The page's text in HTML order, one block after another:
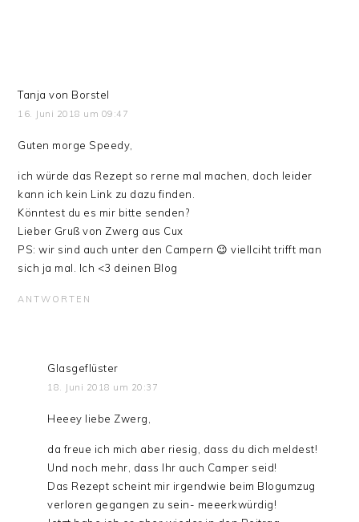
Tanja von Borstel
16. Juni 2018 um 09:47
Guten morge Speedy,
ich würde das Rezept so rerne mal machen, doch leider
kann ich kein Link zu dazu finden.
Könntest du es mir bitte senden?
Lieber Gruß von Zwerg aus Cux
PS: wir sind auch unter den Campern 😉 viellciht trifft man
sich ja mal. Ich <3 deinen Blog
ANTWORTEN
Glasgeflüster
18. Juni 2018 um 20:37
Heeey liebe Zwerg,
da freue ich mich aber riesig, dass du dich meldest!
Und noch mehr, dass Ihr auch Camper seid!
Das Rezept scheint mir irgendwie beim Blogumzug
verloren gegangen zu sein- meeerkwürdig!